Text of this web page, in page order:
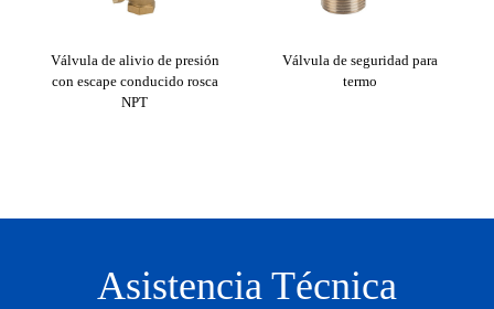
Válvula de alivio de presión
con escape conducido rosca
NPT
Válvula de seguridad para
termo
Asistencia Técnica